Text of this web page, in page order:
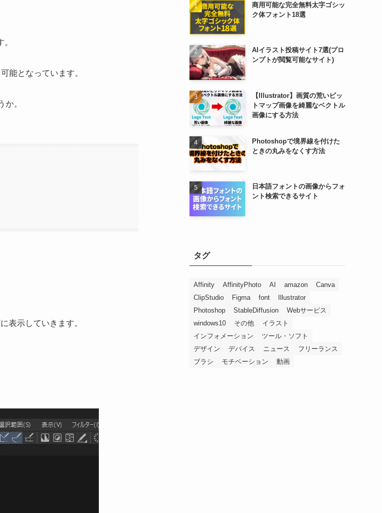
能となっています。
。
表示していきます。
商用可能な完全無料太字ゴシッ
ク体フォント18選
AIイラスト投稿サイト7選(プロ
ンプトが閲覧可能なサイト)
【Illustrator】画質の荒いビッ
トマップ画像を綺麗なベクトル
画像にする方法
Photoshopで境界線を付けた
ときの丸みをなくす方法
日本語フォントの画像からフォ
ント検索できるサイト
タグ
Affinity AffinityPhoto AI amazon
Canva
ClipStudio
Figma font
Illustrator
Photoshop
StableDiffusion
Webサービス
windows10
その他
イラスト
インフォメーション
ツール・ソフト
デザイン
デバイス ニュース
フリーランス
ブラシ
モチベーション 動画